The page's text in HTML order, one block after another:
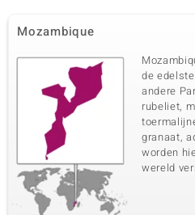
Mozambique
de
andere
rubeliet,
granaat,
worden
wereld